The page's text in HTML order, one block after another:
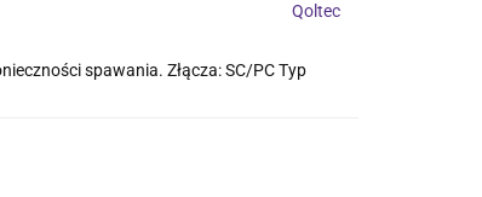
Qoltec
spawania. Złącza: SC/PC Typ